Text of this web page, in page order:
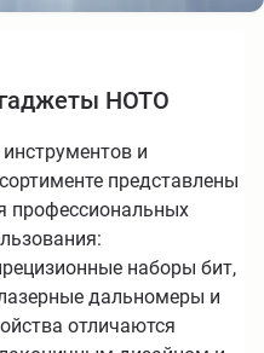
HOTO
и
представлены
профессиональных
наборы бит,
дальномеры и
отличаются